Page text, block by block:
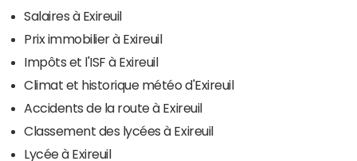
Salaires à Exireuil
Prix immobilier à Exireuil
Impôts et l'ISF à Exireuil
Climat et historique météo d'Exireuil
Accidents de la route à Exireuil
Classement des lycées à Exireuil
Lycée à Exireuil